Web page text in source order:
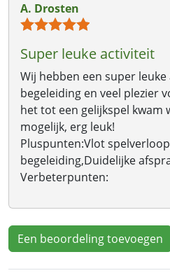
A. Drosten
Super leuke activiteit
Wij hebben een super
begeleiding en veel plezier
het tot een gelijkspel kwam
mogelijk, erg leuk!
Pluspunten:Vlot
begeleiding,Duidelijke
Verbeterpunten:
Een beoordeling toevoegen